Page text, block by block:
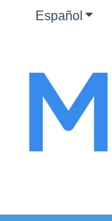
Español